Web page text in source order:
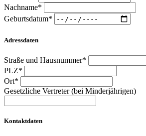
Nachname*
Geburtsdatum*
Adressdaten
Straße und Hausnummer*
PLZ*
Ort*
Gesetzliche Vertreter (bei Minderjährigen)
Kontaktdaten